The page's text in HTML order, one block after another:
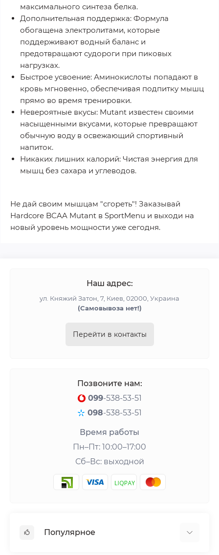
максимального синтеза белка.
Дополнительная поддержка: Формула
обогащена электролитами, которые
поддерживают водный баланс и
предотвращают судороги при пиковых
нагрузках.
Быстрое усвоение: Аминокислоты попадают в
кровь мгновенно, обеспечивая подпитку мышц
прямо во время тренировки.
Невероятные вкусы: Mutant известен своими
насыщенными вкусами, которые превращают
обычную воду в освежающий спортивный
напиток.
Никаких лишних калорий: Чистая энергия для
мышц без сахара и углеводов.
Не дай своим мышцам "сгореть"! Заказывай
Hardcore BCAA Mutant в SportMenu и выходи на
новый уровень мощности уже сегодня.
Наш адрес:
ул. Княжий Затон, 7, Киев, 02000, Украина
(Cамовывоза нет!)
Перейти в контакты
Позвоните нам:
099-538-53-51
098-538-53-51
Время работы
Пн–Пт: 10:00–17:00
Сб–Вс: выходной
Популярное